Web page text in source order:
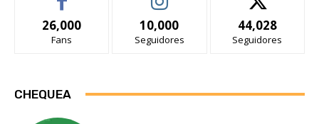
26,000
Fans
10,000
Seguidores
44,028
Seguidores
CHEQUEA